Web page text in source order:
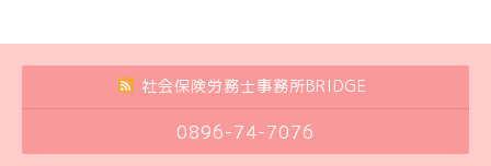
社会保険労務士事務所BRIDGE
0896-74-7076